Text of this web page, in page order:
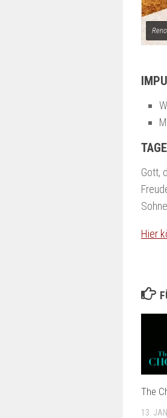
Gott,
Hier
The
13.